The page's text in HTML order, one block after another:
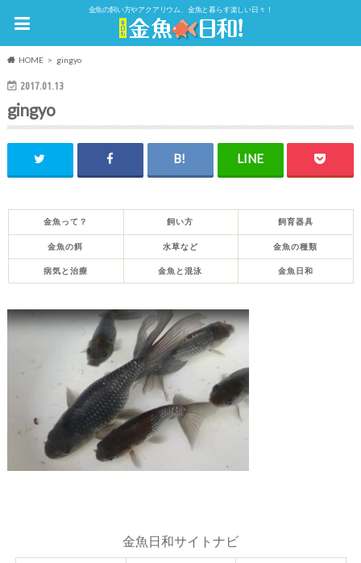
金魚の飼い方やアクアリウム、金魚と暮らす楽しい日々！
HOME gingyo
2017.01.13
gingyo
金魚って？ 飼い方 飼育器具
金魚の餌 水草など 金魚の種類
病気と治療 金魚と混泳 金魚日和
金魚日和サイトナビ